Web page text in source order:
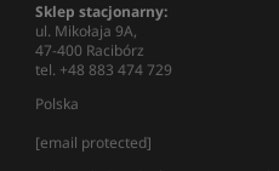
Sklep stacjonarny:
ul. Mikołaja 9A,
47-400 Racibórz
tel. +48 883 474 729
Polska
[email protected]